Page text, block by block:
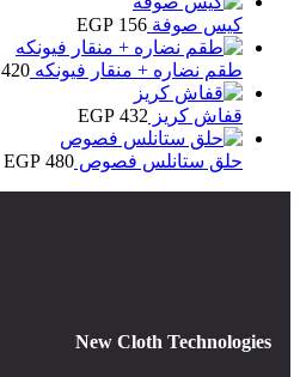
كيس صوفة EGP 156
طقم نضاره + منقار فيونكه 420
قفاش كريز EGP 432
حلق ستانلس فصوص EGP 480
New Cloth Technologies